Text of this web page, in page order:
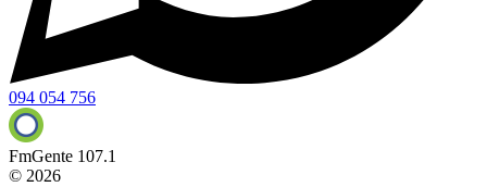
094 054 756
FmGente 107.1
© 2026